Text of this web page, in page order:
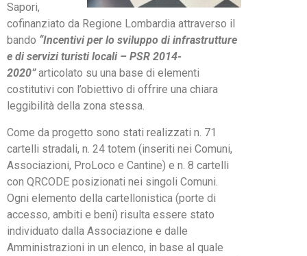
Sapori,
cofinanziato da Regione Lombardia attraverso il
bando “Incentivi per lo sviluppo di infrastrutture
e di servizi turisti locali – PSR 2014-
2020”articolato su una base di elementi
costitutivi con l’obiettivo di offrire una chiara
leggibilità della zona stessa.
Come da progetto sono stati realizzati n. 71
cartelli stradali, n. 24 totem (inseriti nei Comuni,
Associazioni, ProLoco e Cantine) e n. 8 cartelli
con QRCODE posizionati nei singoli Comuni.
Ogni elemento della cartellonistica (porte di
accesso, ambiti e beni) risulta essere stato
individuato dalla Associazione e dalle
Amministrazioni in un elenco, in base al quale